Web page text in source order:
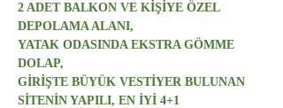
2 ADET BALKON VE KİŞİYE ÖZEL
DEPOLAMA ALANI,
YATAK ODASINDA EKSTRA GÖMME
DOLAP,
GİRİŞTE BÜYÜK VESTİYER BULUNAN
SİTENİN YAPILI, EN İYİ 4+1